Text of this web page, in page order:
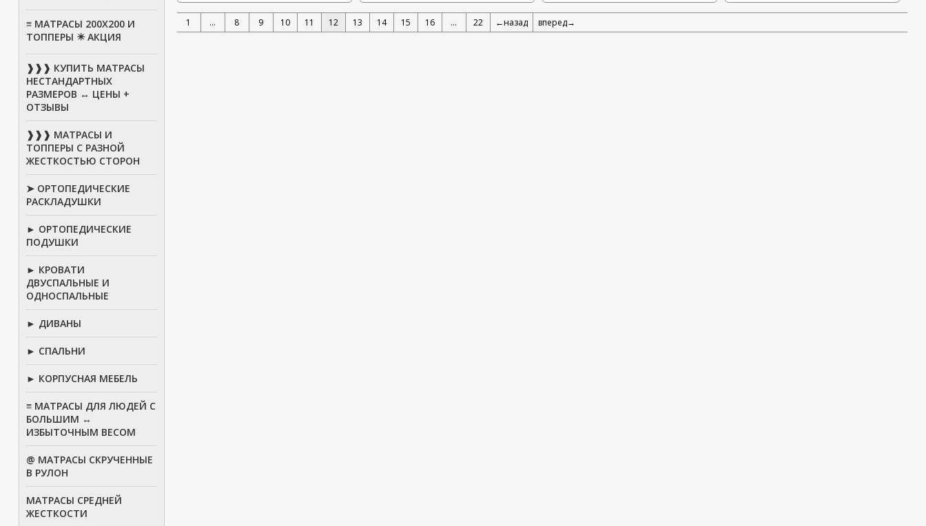
≡ МАТРАСЫ 200Х200 И
ТОППЕРЫ ✴️ АКЦИЯ
❱❱❱ КУПИТЬ МАТРАСЫ
НЕСТАНДАРТНЫХ
РАЗМЕРОВ ↔ ЦЕНЫ +
ОТЗЫВЫ
❱❱❱ МАТРАСЫ И
ТОППЕРЫ С РАЗНОЙ
ЖЕСТКОСТЬЮ СТОРОН
➤ ОРТОПЕДИЧЕСКИЕ
РАСКЛАДУШКИ
► ОРТОПЕДИЧЕСКИЕ
ПОДУШКИ
► КРОВАТИ
ДВУСПАЛЬНЫЕ И
ОДНОСПАЛЬНЫЕ
► ДИВАНЫ
► СПАЛЬНИ
► КОРПУСНАЯ МЕБЕЛЬ
≡ МАТРАСЫ ДЛЯ ЛЮДЕЙ С
БОЛЬШИМ ↔
ИЗБЫТОЧНЫМ ВЕСОМ
@ МАТРАСЫ СКРУЧЕННЫЕ
В РУЛОН
МАТРАСЫ СРЕДНЕЙ
ЖЕСТКОСТИ
1 ... 8 9 10 11 12 13 14 15 16 ... 22 ←назад вперед→